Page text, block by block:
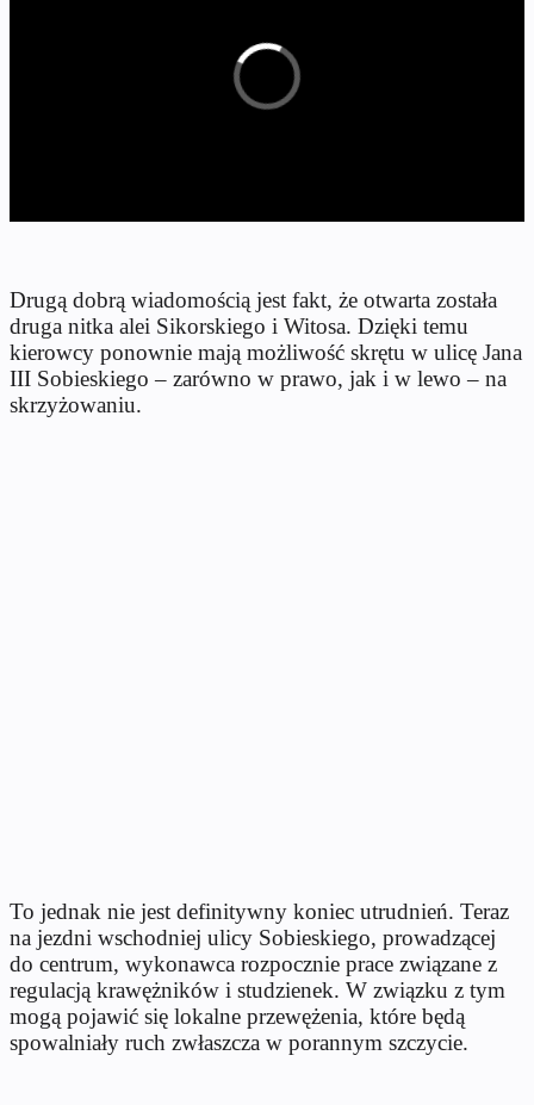
Drugą dobrą wiadomością jest fakt, że otwarta została
druga nitka alei Sikorskiego i Witosa. Dzięki temu
kierowcy ponownie mają możliwość skrętu w ulicę Jana
III Sobieskiego – zarówno w prawo, jak i w lewo – na
skrzyżowaniu.
To jednak nie jest definitywny koniec utrudnień. Teraz
na jezdni wschodniej ulicy Sobieskiego, prowadzącej
do centrum, wykonawca rozpocznie prace związane z
regulacją krawężników i studzienek. W związku z tym
mogą pojawić się lokalne przewężenia, które będą
spowalniały ruch zwłaszcza w porannym szczycie.